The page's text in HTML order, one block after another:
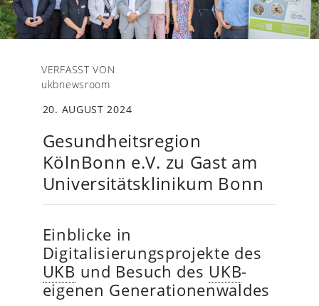
VERFASST VON
ukbnewsroom
20. AUGUST 2024
Gesundheitsregion
KölnBonn e.V. zu Gast am
Universitätsklinikum Bonn
Einblicke in
Digitalisierungsprojekte des
UKB und Besuch des UKB-
eigenen Generationenwaldes